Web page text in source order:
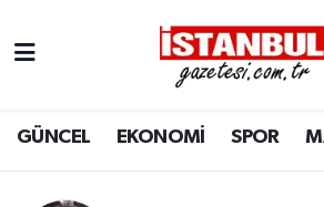
GÜNCEL EKONOMİ SPOR
EKONOMİ
İSTANBUL
Nöbetçi Eczaneler
Hava Durumu
Trafik Durumu